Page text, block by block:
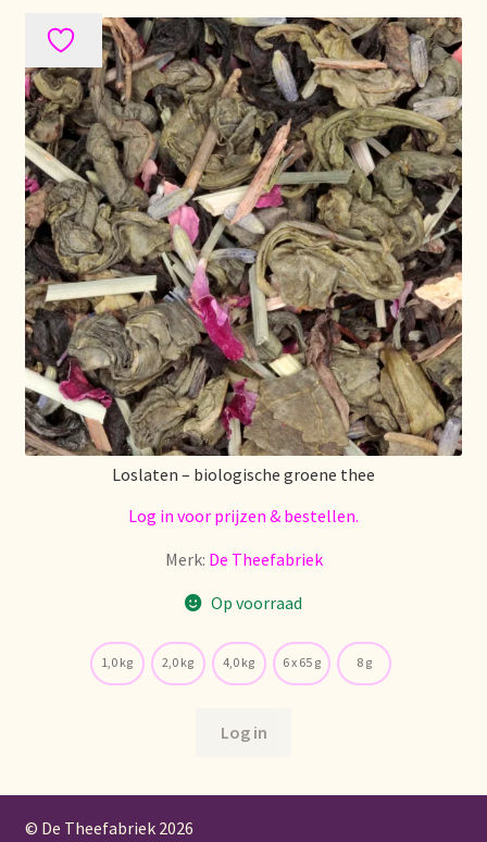
Loslaten – biologische groene thee
Log in voor prijzen & bestellen.
Merk: De Theefabriek
Op voorraad
1,0 kg 2,0 kg 4,0 kg 6 x 65 g 8 g
Log in
© De Theefabriek 2026